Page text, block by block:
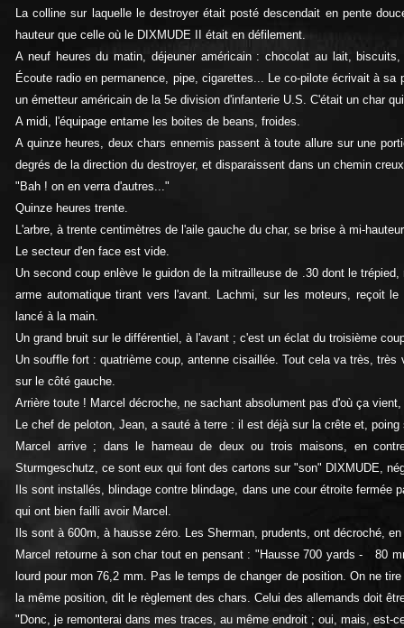
La colline sur laquelle le destroyer était posté descendait en pente
hauteur que celle où le DIXMUDE II était en défilement.
A neuf heures du matin, déjeuner américain : chocolat au lait,
Écoute radio en permanence, pipe, cigarettes... Le co-pilote écrivait à
un émetteur américain de la 5e division d'infanterie U.S. C'était un char
A midi, l'équipage entame les boites de beans, froides.
A quinze heures, deux chars ennemis passent à toute allure sur une
degrés de la direction du destroyer, et disparaissent dans un chemin
"Bah ! on en verra d'autres..."
Quinze heures trente.
L'arbre, à trente centimètres de l'aile gauche du char, se brise à mi-
Le secteur d'en face est vide.
Un second coup enlève le guidon de la mitrailleuse de .30 dont le
arme automatique tirant vers l'avant. Lachmi, sur les moteurs, reçoit
lancé à la main.
Un grand bruit sur le différentiel, à l'avant ; c'est un éclat du troisième
Un souffle fort : quatrième coup, antenne cisaillée. Tout cela va très,
sur le côté gauche.
Arrière toute ! Marcel décroche, ne sachant absolument pas d'où ça
Le chef de peloton, Jean, a sauté à terre : il est déjà sur la crête et,
Marcel arrive ; dans le hameau de deux ou trois maisons, en
Sturmgeschutz, ce sont eux qui font des cartons sur "son" DIXMUDE,
Ils sont installés, blindage contre blindage, dans une cour étroite
qui ont bien failli avoir Marcel.
Ils sont à 600m, à hausse zéro. Les Sherman, prudents, ont décroché,
Marcel retourne à son char tout en pensant : "Hausse 700 yards - 80
lourd pour mon 76,2 mm. Pas le temps de changer de position. On ne
la même position, dit le règlement des chars. Celui des allemands doit
"Donc, je remonterai dans mes traces, au même endroit ; oui, mais, est-